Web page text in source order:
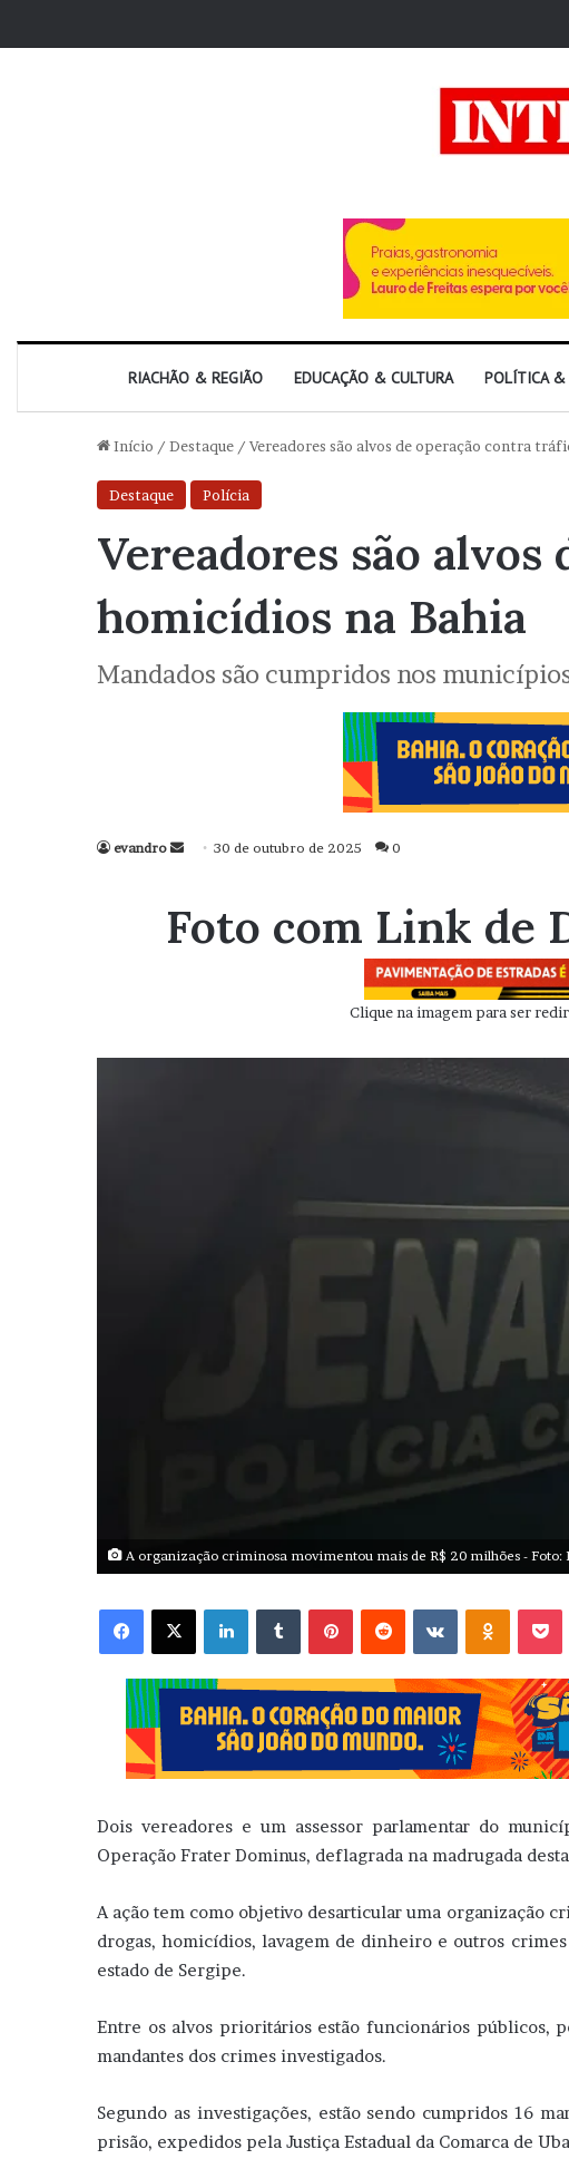
RIACHÃO & REGIÃO EDUCAÇÃO & CULTURA POLÍTICA &
Início / Destaque / Vereadores são alvos de operação contra
Destaque Polícia
Vereadores são
homicídios na Bahia
Mandados são cumpridos nos
evandro
Mande
mail
30 de outubro de 2025 0
Foto com Link de
Clique na imagem para ser
A organização criminosa movimentou mais de R$ 20 milhões - Foto:
Facebook X Linkedin VK OK
Dois vereadores e um assessor parlamentar do
Operação Frater Dominus, deflagrada na madrugada
A ação tem como objetivo desarticular uma organização
drogas, homicídios, lavagem de dinheiro e outros
estado de Sergipe.
Entre os alvos prioritários estão funcionários públicos,
mandantes dos crimes investigados.
Segundo as investigações, estão sendo cumpridos 16
prisão, expedidos pela Justiça Estadual da Comarca de